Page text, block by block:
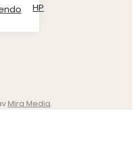
HP
Mira Media.